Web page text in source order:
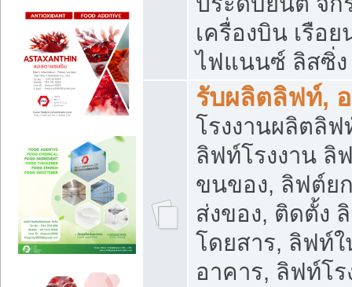
เครื่องบิน เรือ
ไฟแนนซ์ ลิสซิ่ง
รับผลิตลิฟท์,
โรงงานผลิตลิ
ลิฟท์โรงงาน ลิ
ขนของ, ลิฟต์ย
ส่งของ, ติดตั้ง
โดยสาร, ลิฟท์
อาคาร, ลิฟท์โ